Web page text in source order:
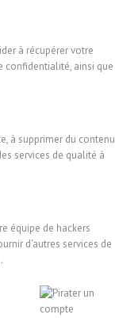
à récupérer votre
confidentialité, ainsi que
à supprimer du contenu
services de qualité à
équipe de hackers
d'autres services de